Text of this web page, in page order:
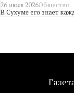
26 июля 2026Общество
В Сухуме его знает